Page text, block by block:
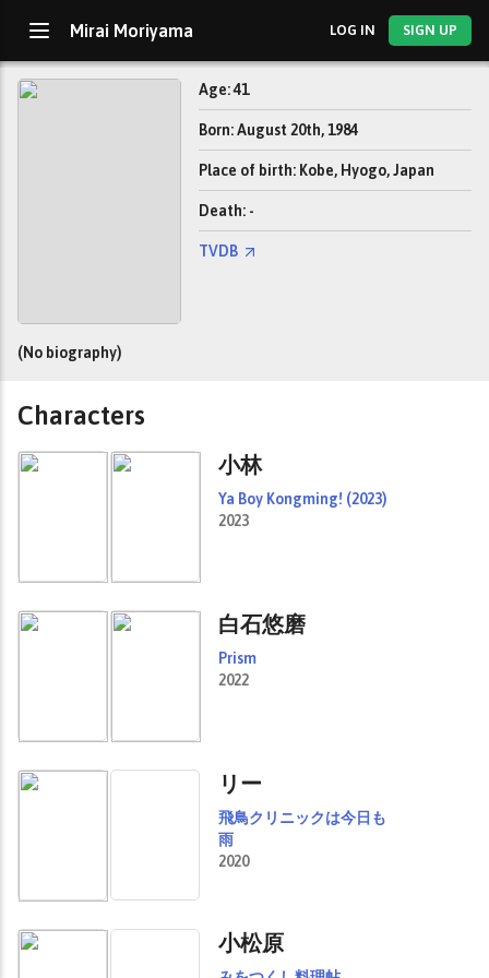
Mirai Moriyama LOG IN SIGN UP
Age: 41
Born: August 20th, 1984
Place of birth: Kobe, Hyogo, Japan
Death: -
TVDB
(No biography)
Characters
小林
Ya Boy Kongming! (2023)
2023
白石悠磨
Prism
2022
リー
飛鳥クリニックは今日も
雨
2020
小松原